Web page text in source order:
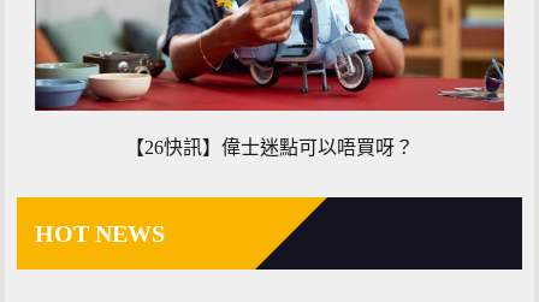
【26快訊】偉士迷點可以唔買呀？
HOT NEWS